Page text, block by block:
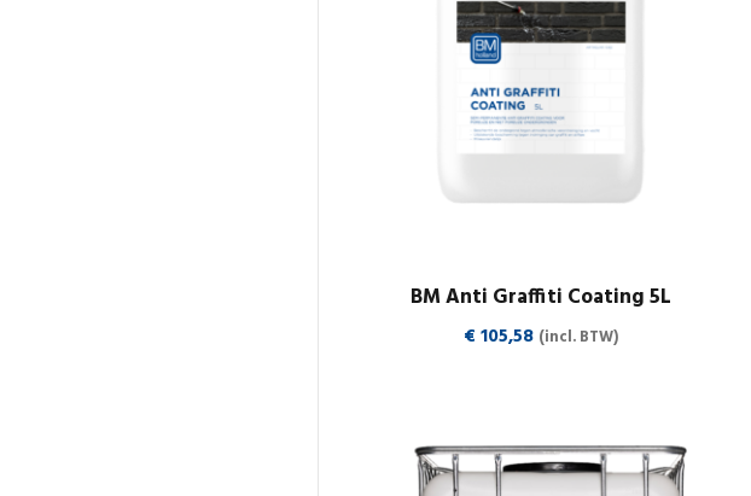
BM Anti Graffiti Coating 5L
€ 105,58 (incl. BTW)